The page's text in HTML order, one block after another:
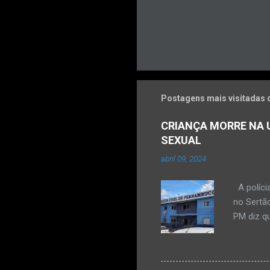
Postagens mais visitadas
CRIANÇA MORRE NA
SEXUAL
abril 09, 2024
A
no
PM diz
com um